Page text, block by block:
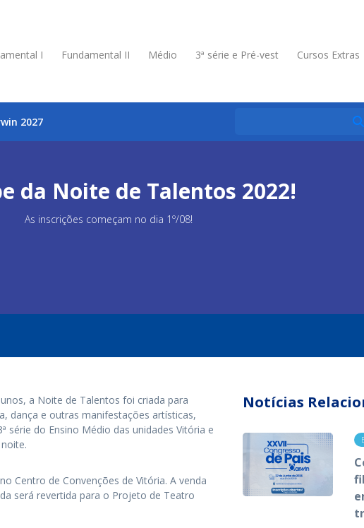
I Fundamental II Médio 3ª série e Pré-vest Cursos Extras
2027
da Noite de Talentos 2022!
As inscrições começam no dia 1º/08!
a Noite de Talentos foi criada para
dança e outras manifestações artísticas,
série do Ensino Médio das unidades Vitória e
Centro de Convenções de Vitória. A venda
será revertida para o Projeto de Teatro
Notícias